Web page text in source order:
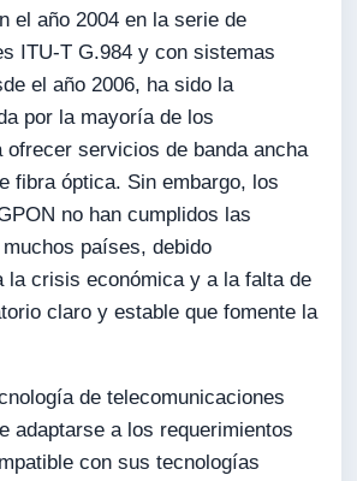
el año 2004 en la serie de
ITU-T G.984 y con sistemas
el año 2006, ha sido la
por la mayoría de los
ofrecer servicios de banda ancha
fibra óptica. Sin embargo, los
no han cumplidos las
países, debido
la crisis económica y a la falta de
claro y estable que fomente la
de telecomunicaciones
adaptarse a los requerimientos
con sus tecnologías